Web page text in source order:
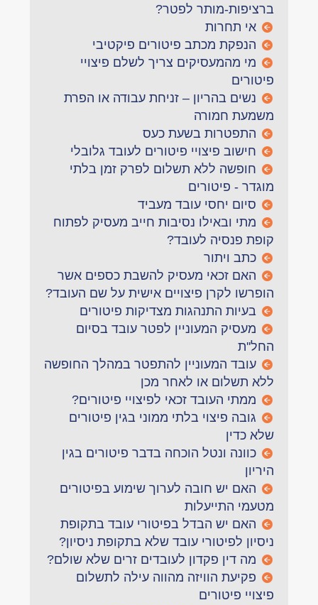
ברציפות-מותר לפטר?
אי תחרות
הנפקת מכתב פיטורים פיקטיבי
מי מהמעסיקים צריך לשלם פיצויי
פיטורים
נשים בהריון – זניחת עבודה או הפרת
משמעת חמורה
התפטרות בשעת כעס
חישוב פיצויי פיטורים לעובד גלובלי
חופשה ללא תשלום לפרק זמן בלתי
מוגדר - פיטורים
סיום יחסי עובד מעביד
מתי ובאילו נסיבות חייב מעסיק לפתוח
קופת פנסיה לעובד?
כתב ויתור
האם זכאי מעסיק להשבת כספים אשר
הופרשו לקרן פיצויים אישית על שם העובד?
בעיות התנהגות מצדיקות פיטורים
מעסיק המעוניין לפטר עובד בסיום
החל''ת
עובד המעוניין להתפטר במהלך החופשה
ללא תשלום או לאחר מכן
ממתי העובד זכאי לפיצויי פיטורים?
גובה פיצוי בלתי ממוני בגין פיטורים
שלא כדין
כוונה ונטל הוכחה בדבר פיטורים בגין
היריון
האם יש חובה לערוך שימוע בפיטורים
מטעמי התייעלות
האם יש הבדל בפיטורי עובד בתקופת
ניסיון לפיטורי עובד שלא בתקופת ניסיון?
מה דין פקדון לעובדים זרים שלא שולם?
פקיעת הוויזה מהווה עילה לתשלום
פיצויי פיטורים